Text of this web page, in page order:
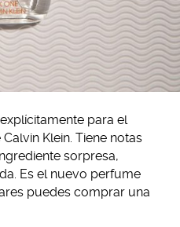
para el
Klein. Tiene notas
sorpresa,
Es el nuevo perfume
puedes comprar una